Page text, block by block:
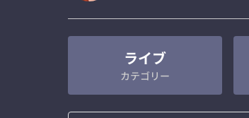
ライブ
カテゴリー